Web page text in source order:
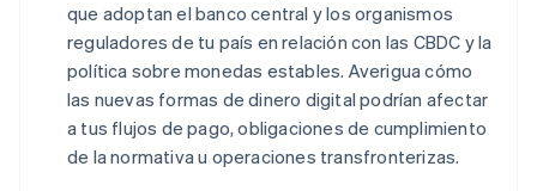
que adoptan el banco central y los organismos
reguladores de tu país en relación con las CBDC y la
política sobre monedas estables. Averigua cómo
las nuevas formas de dinero digital podrían afectar
a tus flujos de pago, obligaciones de cumplimiento
de la normativa u operaciones transfronterizas.